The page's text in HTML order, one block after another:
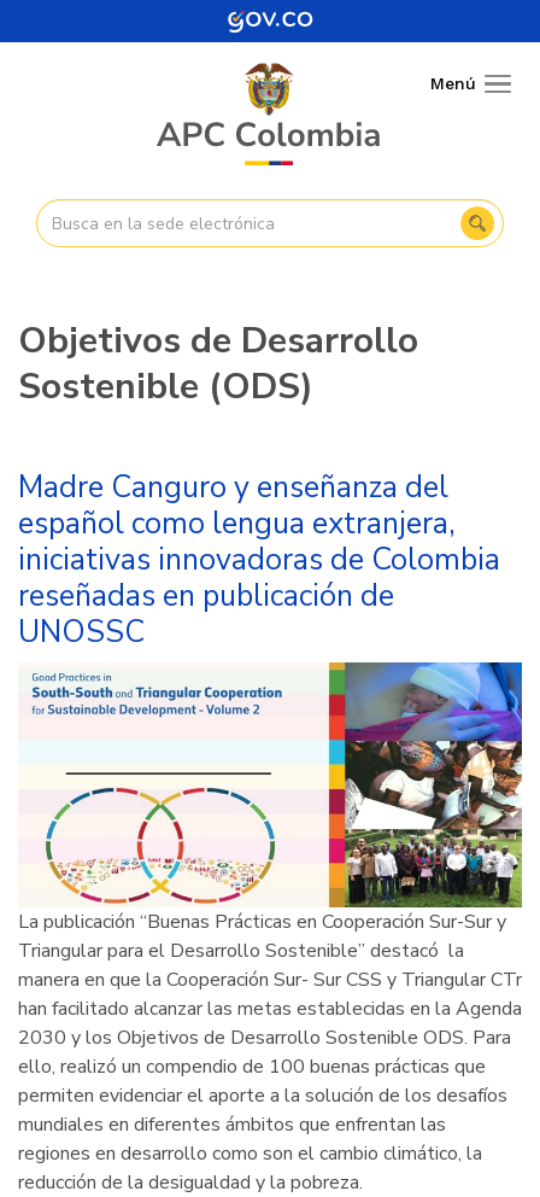
al
Menú
Objetivos de Desarrollo
Sostenible (ODS)
Madre Canguro y enseñanza del
español como lengua extranjera,
iniciativas innovadoras de Colombia
reseñadas en publicación de
UNOSSC
La publicación “Buenas Prácticas en Cooperación Sur-Sur y
Triangular para el Desarrollo Sostenible” destacó la
manera en que la Cooperación Sur- Sur CSS y Triangular CTr
han facilitado alcanzar las metas establecidas en la Agenda
2030 y los Objetivos de Desarrollo Sostenible ODS. Para
ello, realizó un compendio de 100 buenas prácticas que
permiten evidenciar el aporte a la solución de los desafíos
mundiales en diferentes ámbitos que enfrentan las
regiones en desarrollo como son el cambio climático, la
reducción de la desigualdad y la pobreza.